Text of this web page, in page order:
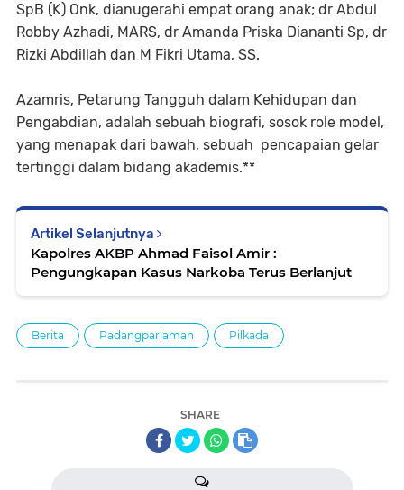
SpB (K) Onk, dianugerahi empat orang anak; dr Abdul
Robby Azhadi, MARS, dr Amanda Priska Diananti Sp, dr
Rizki Abdillah dan M Fikri Utama, SS.
Azamris, Petarung Tangguh dalam Kehidupan dan
Pengabdian, adalah sebuah biografi, sosok role model,
yang menapak dari bawah, sebuah pencapaian gelar
tertinggi dalam bidang akademis.**
Artikel Selanjutnya
Kapolres AKBP Ahmad Faisol Amir :
Pengungkapan Kasus Narkoba Terus Berlanjut
Berita Padangpariaman Pilkada
SHARE